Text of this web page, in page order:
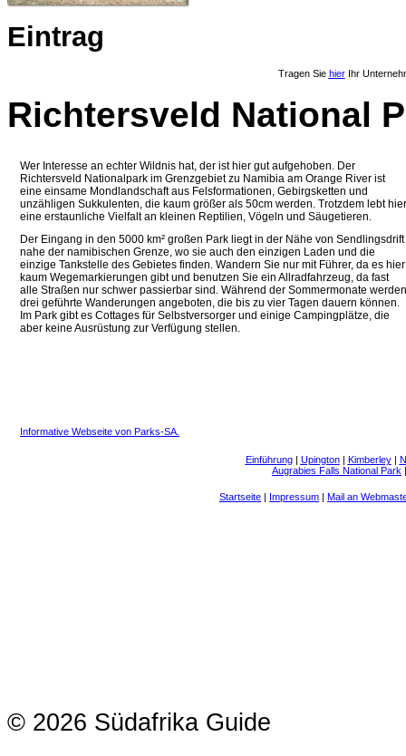
Eintrag
Tragen Sie hierIhr
Richtersveld National
Wer Interesse an echter Wildnis hat, der ist hier gut aufgehoben. Der
Richtersveld Nationalpark im Grenzgebiet zu Namibia am Orange River ist
eine einsame Mondlandschaft aus Felsformationen, Gebirgsketten und
unzähligen Sukkulenten, die kaum größer als 50cm werden. Trotzdem lebt hier
eine erstaunliche Vielfalt an kleinen Reptilien, Vögeln und Säugetieren.
Der Eingang in den 5000 km² großen Park liegt in der Nähe von Sendlingsdrift
nahe der namibischen Grenze, wo sie auch den einzigen Laden und die
einzige Tankstelle des Gebietes finden. Wandern Sie nur mit Führer, da es hier
kaum Wegemarkierungen gibt und benutzen Sie ein Allradfahrzeug, da fast
alle Straßen nur schwer passierbar sind. Während der Sommermonate werden
drei geführte Wanderungen angeboten, die bis zu vier Tagen dauern können.
Im Park gibt es Cottages für Selbstversorger und einige Campingplätze, die
aber keine Ausrüstung zur Verfügung stellen.
Informative Webseite von Parks-SA.
Einführung Upington Kimberley
Augrabies Falls National Park
Startseite Impressum Mail an
© 2026 Südafrika Guide